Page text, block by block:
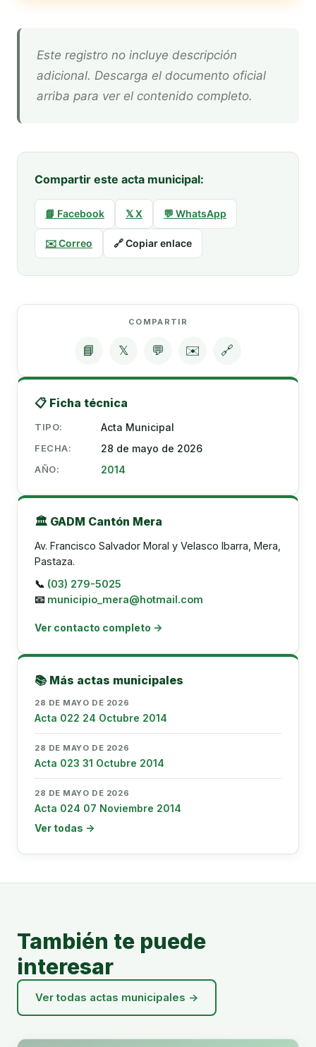
Este registro no incluye descripción
adicional. Descarga el documento oficial
arriba para ver el contenido completo.
Compartir este acta municipal:
📘 Facebook 𝕏 X 💬 WhatsApp
✉️ Correo 🔗 Copiar enlace
COMPARTIR
📘 𝕏 💬 ✉️ 🔗
📋 Ficha técnica
TIPO: Acta Municipal
FECHA: 28 de mayo de 2026
AÑO: 2014
🏛️ GADM Cantón Mera
Av. Francisco Salvador Moral y Velasco Ibarra, Mera,
Pastaza.
📞 (03) 279-5025
📧 municipio_mera@hotmail.com
Ver contacto completo →
📚 Más actas municipales
28 DE MAYO DE 2026
Acta 022 24 Octubre 2014
28 DE MAYO DE 2026
Acta 023 31 Octubre 2014
28 DE MAYO DE 2026
Acta 024 07 Noviembre 2014
Ver todas →
También te puede
interesar
Ver todas actas municipales →